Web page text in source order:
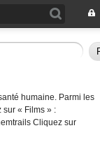
humaine. Parmi les
sur « Films » :
Cliquez sur